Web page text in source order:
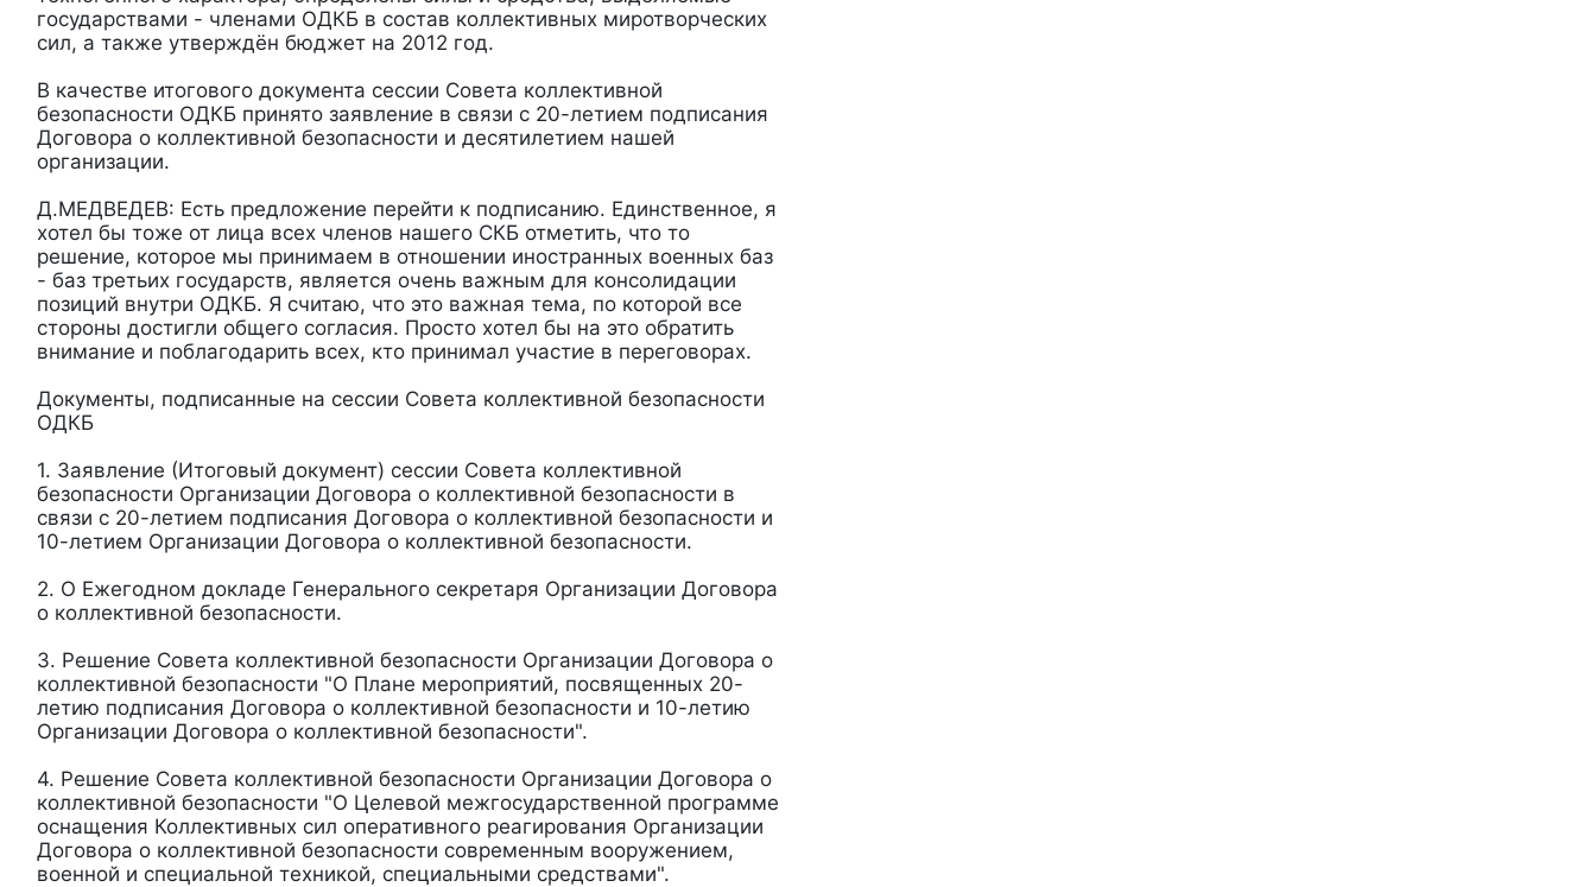
государствами - членами ОДКБ в состав коллективных миротворческих
сил, а также утверждён бюджет на 2012 год.
В качестве итогового документа сессии Совета коллективной
безопасности ОДКБ принято заявление в связи с 20-летием подписания
Договора о коллективной безопасности и десятилетием нашей
организации.
Д.МЕДВЕДЕВ: Есть предложение перейти к подписанию. Единственное, я
хотел бы тоже от лица всех членов нашего СКБ отметить, что то
решение, которое мы принимаем в отношении иностранных военных баз
- баз третьих государств, является очень важным для консолидации
позиций внутри ОДКБ. Я считаю, что это важная тема, по которой все
стороны достигли общего согласия. Просто хотел бы на это обратить
внимание и поблагодарить всех, кто принимал участие в переговорах.
Документы, подписанные на сессии Совета коллективной безопасности
ОДКБ
1. Заявление (Итоговый документ) сессии Совета коллективной
безопасности Организации Договора о коллективной безопасности в
связи с 20-летием подписания Договора о коллективной безопасности и
10-летием Организации Договора о коллективной безопасности.
2. О Ежегодном докладе Генерального секретаря Организации Договора
о коллективной безопасности.
3. Решение Совета коллективной безопасности Организации Договора о
коллективной безопасности "О Плане мероприятий, посвященных 20-
летию подписания Договора о коллективной безопасности и 10-летию
Организации Договора о коллективной безопасности".
4. Решение Совета коллективной безопасности Организации Договора о
коллективной безопасности "О Целевой межгосударственной программе
оснащения Коллективных сил оперативного реагирования Организации
Договора о коллективной безопасности современным вооружением,
военной и специальной техникой, специальными средствами".